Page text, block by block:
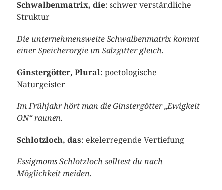
Schwalbenmatrix, die: schwer verständliche
Struktur
Die unternehmensweite Schwalbenmatrix kommt
einer Speicherorgie im Salzgitter gleich.
Ginstergötter, Plural: poetologische
Naturgeister
Im Frühjahr hört man die Ginstergötter „Ewigkeit
ON“ raunen.
Schlotzloch, das: ekelerregende Vertiefung
EssigmomsSchlotzloch solltest du nach
Möglichkeit meiden.